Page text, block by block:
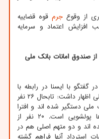
از وقوعجرم قوه قضاییه
افزایش اعتماد و سرمایه
صندوق امانات بانک ملی
با ایسنا در رابطه با
پرونده سرقت از صندوق امانات بانک ملی اظهار داشت: تابحال ۲۶ نفر
دستگیر شده اند و افترا
متهمان تحصیل اموال مسروقه و گاها پولشویی است. ۲۰ نفر از
اند و دو متهم اصلی هم در
استرداد آنها فراهم گشته